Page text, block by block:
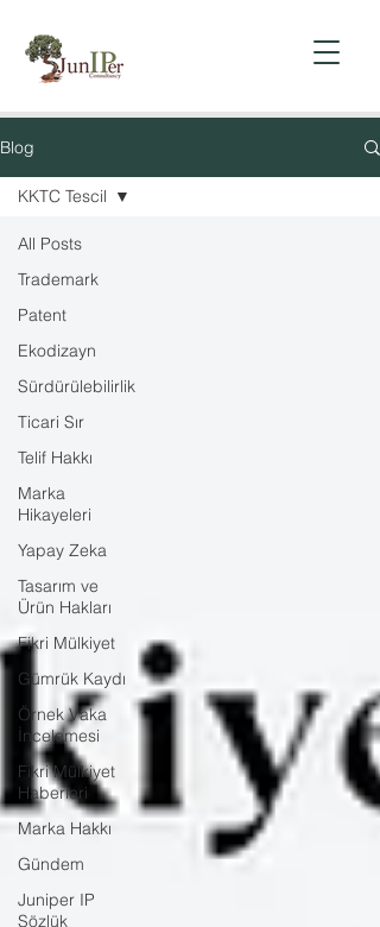
Blog
All Posts
Trademark
Patent
Ekodizayn
Sürdürülebilirlik
Ticari Sır
Telif Hakkı
Marka
Hikayeleri
Yapay Zeka
Tasarım ve
Ürün Hakları
Fikri Mülkiyet
Gümrük Kaydı
Örnek Vaka
İncelemesi
Fikri Mülkiyet
Haberleri
Marka Hakkı
Gündem
Juniper IP
Sözlük
KKTC Tescil